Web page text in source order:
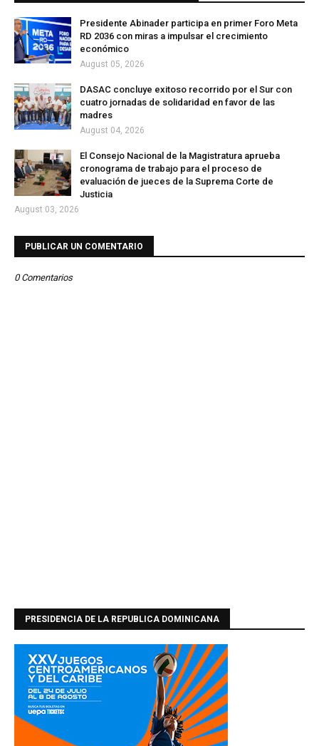
Presidente Abinader participa en primer Foro Meta
RD 2036 con miras a impulsar el crecimiento
económico
August 05, 2026
DASAC concluye exitoso recorrido por el Sur con
cuatro jornadas de solidaridad en favor de las
madres
August 04, 2026
El Consejo Nacional de la Magistratura aprueba
cronograma de trabajo para el proceso de
evaluación de jueces de la Suprema Corte de
Justicia
August 03, 2026
PUBLICAR UN COMENTARIO
0 Comentarios
PRESIDENCIA DE LA REPUBLICA DOMINICANA